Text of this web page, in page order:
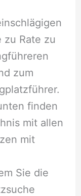
zu Rate zu
zum
finden
mit allen
mit
Sie die